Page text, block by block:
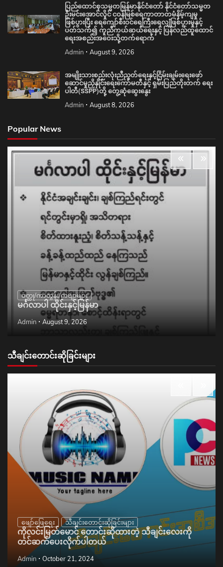
ပြည်ထောင်စုသမ္မတမြန်မာနိုင်ငံတော် နိုင်ငံတော်သမ္မတ
ဦးမင်းအောင်လှိုင် ငဝန်မြစ်ရေကာတာတမံနိမ့်ကျမှု
ဖြစ်ပွားပြီး ရေကျော်စီးဝင်ရေကြီးရေလျှံဖြစ်ပွားမှုနှင့်
ပတ်သက်၍ ကူညီကယ်ဆယ်ရေးနှင့် ပြန်လည်ထူထောင်
ရေးအစည်းအဝေးသို့တက်ရောက်
Admin August 9, 2026
အမျိုးသားစည်းလုံးညီညွတ်ရေးနှင့်ငြိမ်းချမ်းရေးဖော်
ဆောင်မှုညှိနှိုင်းရေးကော်မတီနှင့် ရှမ်းပြည်တိုးတက် ရေး
ပါတီ(SSPP)တို့ တွေ့ဆုံဆွေးနွေး
Admin August 8, 2026
Popular News
ဝတ္ထု/ကာတွန်း/ကဗျာများ
မင်္ဂလာပါ ထိုင်းနှင့်မြန်မာ
Admin August 9, 2026
သီချင်းတောင်းဆိုခြင်းများ
ဖျော်ဖြေရေး သီချင်းတောင်းဆိုခြင်းများ
ကိုလင်းမြတ်မောင် တောင်းဆိုထားတဲ့ သီချင်းလေးကို
တင်ဆက်ပေးလိုက်ပါတယ်
Admin October 21, 2024